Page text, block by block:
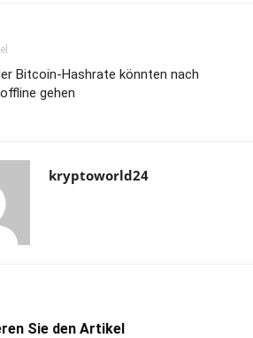
Bitcoin-Hashrate könnten nach
gehen
kryptoworld24
Sie den Artikel